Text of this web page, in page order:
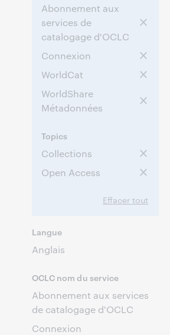
Abonnement aux
services de
catalogage d'OCLC
Connexion
WorldCat
WorldShare
Métadonnées
Topics
Collections
Open Access
Effacer tout
Langue
Anglais
OCLC nom du service
Abonnement aux services
de catalogage d'OCLC
Connexion